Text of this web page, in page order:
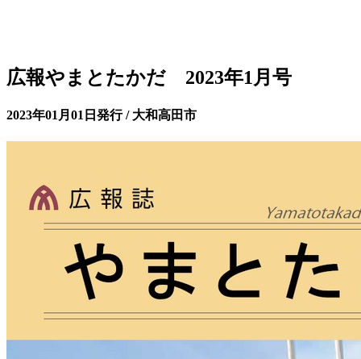
広報やまとたかだ 2023年1月号
2023年01月01日発行 / 大和高田市